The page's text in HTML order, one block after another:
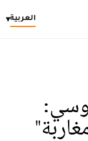
العربية▾